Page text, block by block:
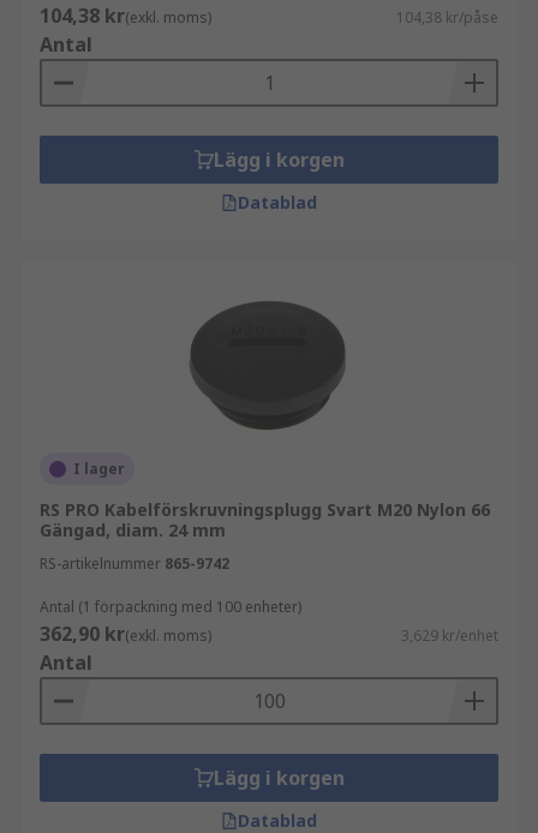
104,38 kr(exkl. moms) 104,38 kr/påse
Antal
Lägg i korgen
Datablad
I lager
RS PRO Kabelförskruvningsplugg Svart M20 Nylon 66
Gängad, diam. 24 mm
RS-artikelnummer 865-9742
Antal (1 förpackning med 100 enheter)
362,90 kr(exkl. moms) 3,629 kr/enhet
Antal
Lägg i korgen
Datablad